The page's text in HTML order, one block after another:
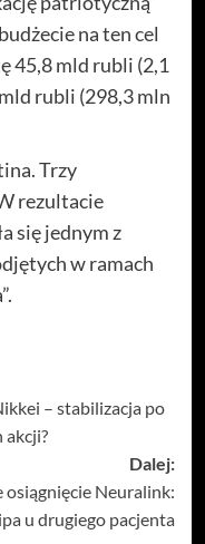
na ten cel
45,8 mld rubli (2,1
rubli (298,3 mln
Trzy
rezultacie
się jednym z
w ramach
– stabilizacja po
akcji?
Dalej:
osiągnięcie Neuralink:
u drugiego pacjenta